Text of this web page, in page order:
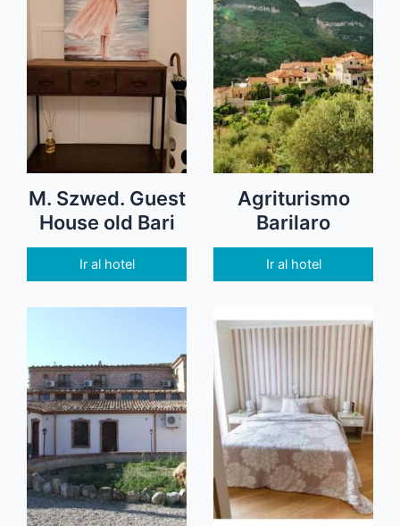
M. Szwed. Guest
House old Bari
Ir al hotel
Agriturismo
Barilaro
Ir al hotel